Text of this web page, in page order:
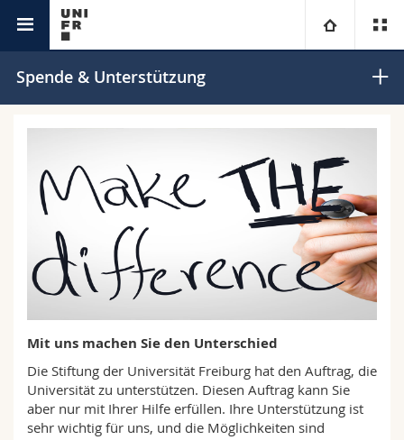
Universität
Campus
Forschung
Universität
Weiterbildung
Fakultäten
Theologische Fak.
Rechtswissenschaftliche Fak.
Wirtschafts- und Sozialwissenschaftliche Fak.
Philosophische Fak.
Fak. für Erziehungs- und Bildungswissenschaften
Math.-Nat. und Med. Fak.
Informationen für
Studieninteressierte
Studierende
Medien
Forschende
Mitarbeitende
Ressourcen
Personenverzeichnis
Ortsplan
Bibliotheken
Webmail
Spende & Unterstützung
Mit uns machen Sie den Unterschied
Die Stiftung der Universität Freiburg hat den Auftrag, die
Universität zu unterstützen. Diesen Auftrag kann Sie
aber nur mit Ihrer Hilfe erfüllen. Ihre Unterstützung ist
sehr wichtig für uns, und die Möglichkeiten sind